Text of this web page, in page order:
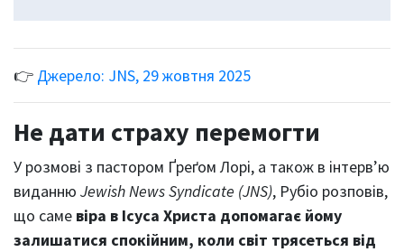
👉 Джерело: JNS, 29 жовтня 2025
Не дати страху перемогти
У розмові з пастором Ґреґом Лорі, а також в інтерв’ю
виданню Jewish News Syndicate (JNS), Рубіо розповів,
що саме віра в Ісуса Христа допомагає йому
залишатися спокійним, коли світ трясеться від